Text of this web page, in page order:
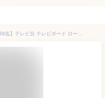
【10％OFF・4000円引き！12/11 1:59迄】テレビ台 テレビボード ローボード TV台 TVボード リビングボード テレビラック 完成品 リビング収納 収納棚 ルーバー 横格子 木製 木目 収納 引き出し 和モダン 和室 洋室 ワイド 品質保証 BLADE NA ISSEIKI